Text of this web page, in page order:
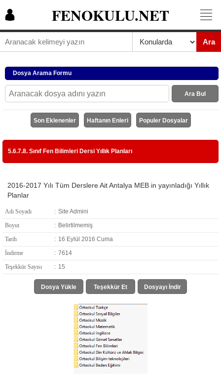
FENOKULU.NET
Ara
Dosya Arama Formu
Ara Bul
Son Eklenenler Haftanın Enleri Populer Dosyalar
5.6.7.8. Sınıf Fen Bilimleri Dersi Yıllık Planları
2016-2017 Yılı Tüm Derslere Ait Antalya MEB in yayınladığı Yıllık
Planlar
Adı Soyadı : Site Admini
Boyut
: Belirtilmemiş
Tarih
: 16 Eylül 2016 Cuma
İndirme
: 7614
Teşekkür Sayısı
: 15
Dosya Yükle Teşekkür Et Dosyayı İndir